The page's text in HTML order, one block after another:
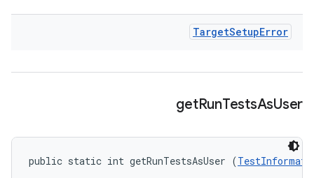
TargetSetupError
getRunTestsAsUser
public static int getRunTestsAsUser (